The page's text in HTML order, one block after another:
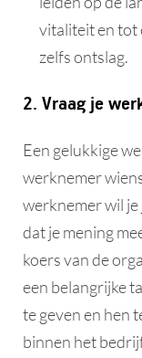
vitaliteit en tot
zelfs ontslag.
2. Vraag je
Een gelukkige
werknemer
werknemer wil je
dat je mening
koers van de
een belangrijke
te geven en hen
binnen het